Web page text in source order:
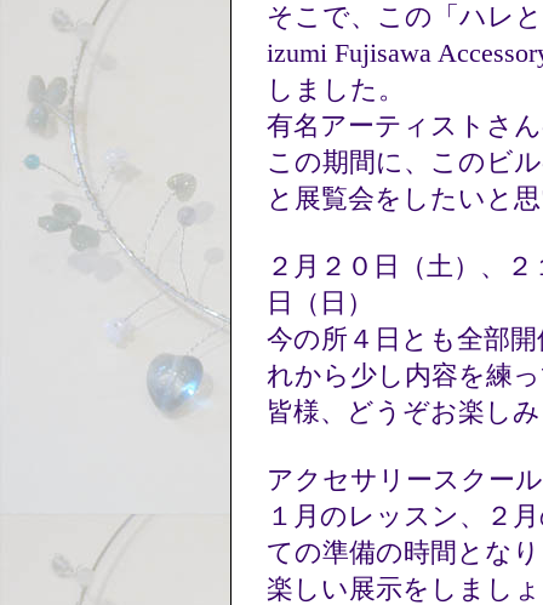
そこで、この「ハレ
izumi Fujisawa
しました。
有名アーティストさ
この期間に、このビ
と展覧会をしたいと
２月２０日（土）、
日（日）
今の所４日とも全部
れから少し内容を練
皆様、どうぞお楽し
アクセサリースクー
１月のレッスン、２
ての準備の時間とな
楽しい展示をしまし